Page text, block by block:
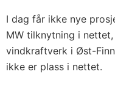
I dag får ikke nye
MW tilknytning i
vindkraftverk i Øst-
ikke er plass i nettet.